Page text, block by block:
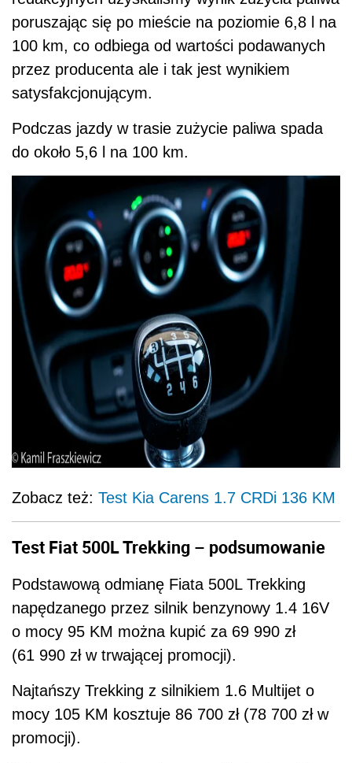
poruszając się po mieście na poziomie 6,8 l na
100 km, co odbiega od wartości podawanych
przez producenta ale i tak jest wynikiem
satysfakcjonującym.
Podczas jazdy w trasie zużycie paliwa spada
do około 5,6 l na 100 km.
Zobacz też: Test Kia Carens 1.7 CRDi 136 KM
Test Fiat 500L Trekking – podsumowanie
Podstawową odmianę Fiata 500L Trekking
napędzanego przez silnik benzynowy 1.4 16V
o mocy 95 KM można kupić za 69 990 zł
(61 990 zł w trwającej promocji).
Najtańszy Trekking z silnikiem 1.6 Multijet o
mocy 105 KM kosztuje 86 700 zł (78 700 zł w
promocji).